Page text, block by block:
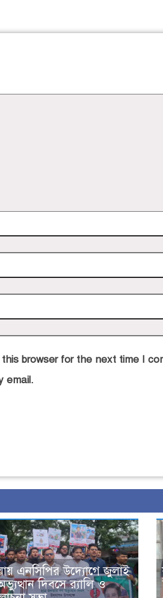
browser for the next time I
email.
এনসিপির উদ্যোগে জুলাই
দিবসে র‌্যালি ও